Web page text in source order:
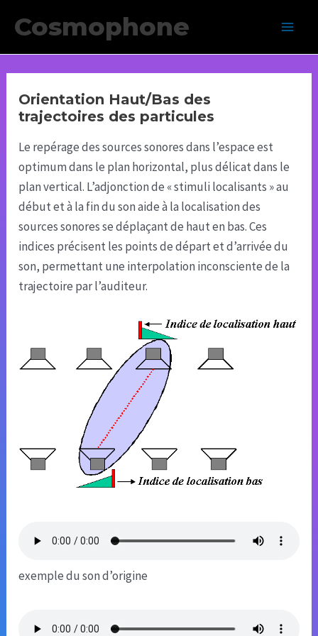
Cosmophone
Orientation Haut/Bas des
trajectoires des particules
Le repérage des sources sonores dans l’espace est
optimum dans le plan horizontal, plus délicat dans le
plan vertical. L’adjonction de « stimuli localisants » au
début et à la fin du son aide à la localisation des
sources sonores se déplaçant de haut en bas. Ces
indices précisent les points de départ et d’arrivée du
son, permettant une interpolation inconsciente de la
trajectoire par l’auditeur.
exemple du son d’origine